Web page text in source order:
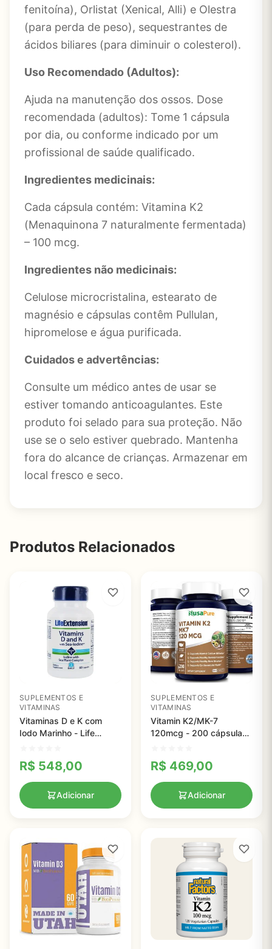
fenitoína), Orlistat (Xenical, Alli) e Olestra
(para perda de peso), sequestrantes de
ácidos biliares (para diminuir o colesterol).
Uso Recomendado (Adultos):
Ajuda na manutenção dos ossos. Dose
recomendada (adultos): Tome 1 cápsula
por dia, ou conforme indicado por um
profissional de saúde qualificado.
Ingredientes medicinais:
Cada cápsula contém: Vitamina K2
(Menaquinona 7 naturalmente fermentada)
– 100 mcg.
Ingredientes não medicinais:
Celulose microcristalina, estearato de
magnésio e cápsulas contêm Pullulan,
hipromelose e água purificada.
Cuidados e advertências:
Consulte um médico antes de usar se
estiver tomando anticoagulantes. Este
produto foi selado para sua proteção. Não
use se o selo estiver quebrado. Mantenha
fora do alcance de crianças. Armazenar em
local fresco e seco.
Produtos Relacionados
SUPLEMENTOS E
VITAMINAS
Vitaminas D e K com
Iodo Marinho - Life
R$ 548,00
Adicionar
SUPLEMENTOS E
VITAMINAS
Vitamin K2/MK-7
120mcg - 200 cápsulas
glúten) - Nusa Pure
R$ 469,00
Adicionar